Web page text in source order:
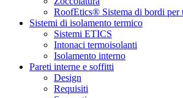
RoofEtics® Sistema di bordi per
Sistemi di isolamento termico
Sistemi ETICS
Intonaci termoisolanti
Isolamento interno
Pareti interne e soffitti
Design
Requisiti